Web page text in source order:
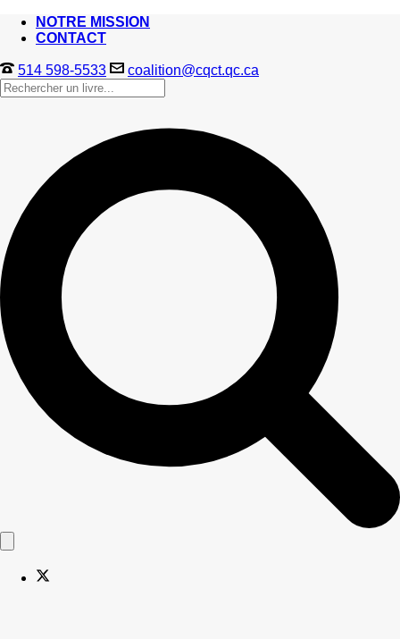
NOTRE MISSION
CONTACT
514 598-5533 coalition@cqct.qc.ca